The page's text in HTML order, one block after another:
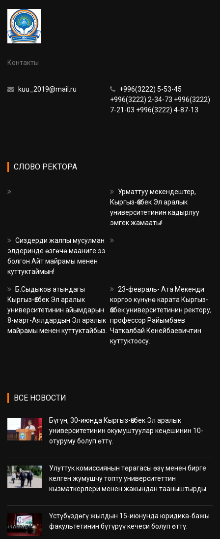
Контакты
kuu_2019@mail.ru
+996(3222) 5-53-45
+996(3222) 2-34-73 +996(3222)
7-21-03 +996(3222) 4-87-13
СЛОВО РЕКТОРА
Урматтуу мекендештер,
Кыргыз-Өзбек Эл аралык
университетинин кадырлуу
эмгек жамааты!
Сиздерди жалпы мусулман
элдеринде өзгөчө мааниге ээ
болгон Айт майрамы менен
куттуктаймын!
Б.Сыдыков атындагы
Кыргыз-Өзбек Эл аралык
университетинин айымдарын
8-март-Аялдардын Эл аралык
майрамы менен куттуктайбыз.
23-февраль- Ата Мекенди
коргоо күнүнө карата Кыргыз-
Өзбек университетинин ректору,
профессор Райымбаев
Чаткалбай Кенейбаевичтин
куттуктоосу.
ВСЕ НОВОСТИ
Бүгүн, 30-июнда Кыргыз-Өзбек Эл аралык
университетинин окумуштуулар кеңешинин 10-
отуруму болуп өттү.
Улуттук комиссиянын төрагасы өзү менен бирге
келген жумушчу топту университеттин
кызматкерлери менен жакындан тааныштырды.
Үстүбүздөгү жылдын 15-июнунда юридика-бажы
факультетинин бүтүрүү кечеси болуп өттү.